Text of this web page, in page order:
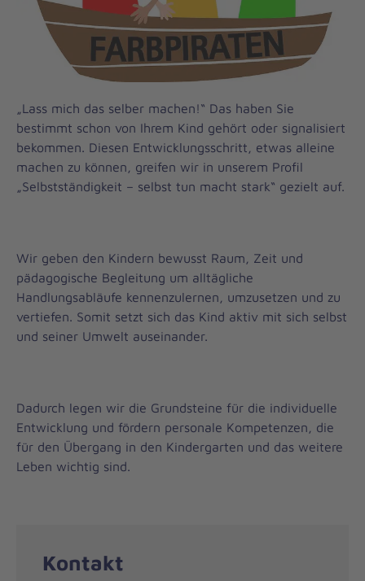
„Lass mich das selber machen!“ Das haben Sie
bestimmt schon von Ihrem Kind gehört oder signalisiert
bekommen. Diesen Entwicklungsschritt, etwas alleine
machen zu können, greifen wir in unserem Profil
„Selbstständigkeit – selbst tun macht stark“ gezielt auf.
Wir geben den Kindern bewusst Raum, Zeit und
pädagogische Begleitung um alltägliche
Handlungsabläufe kennenzulernen, umzusetzen und zu
vertiefen. Somit setzt sich das Kind aktiv mit sich selbst
und seiner Umwelt auseinander.
Dadurch legen wir die Grundsteine für die individuelle
Entwicklung und fördern personale Kompetenzen, die
für den Übergang in den Kindergarten und das weitere
Leben wichtig sind.
Kontakt